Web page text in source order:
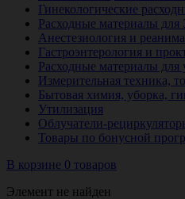
Гинекологические
Расходные материалы
Анестезиология и
Гастроэнтерология и
Расходные материалы для
Измерительная техника,
Бытовая химия, уборка,
Утилизация
Облучатели-
Товары по бонусной
В корзине 0 товаров
Элемент не найден